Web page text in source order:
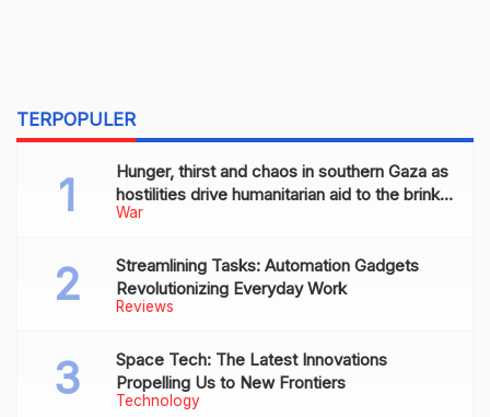
TERPOPULER
War
Hunger, thirst and chaos in southern Gaza as
hostilities drive humanitarian aid to the brink
of collapse
Reviews
Streamlining Tasks: Automation Gadgets
Revolutionizing Everyday Work
Technology
Space Tech: The Latest Innovations
Propelling Us to New Frontiers